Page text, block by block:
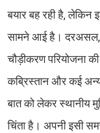
बयार बह रही है, लेकिन
सामने आई है। दरअसल,
चौड़ीकरण परियोजना
कब्रिस्तान और कई
बात को लेकर स्थानीय
चिंता है। अपनी इसी